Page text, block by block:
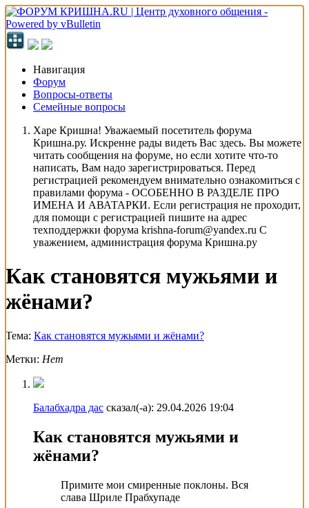
Навигация
Форум
Вопросы-ответы
Семейные вопросы
Харе Кришна! Уважаемый посетитель форума
Кришна.ру. Искренне рады видеть Вас здесь. Вы можете
читать сообщения на форуме, но если хотите что-то
написать, Вам надо зарегистрироваться. Перед
регистрацией рекомендуем внимательно ознакомиться с
правилами форума - ОСОБЕННО В РАЗДЕЛЕ ПРО
ИМЕНА И АВАТАРКИ. Если регистрация не проходит,
для помощи с регистрацией пишите на адрес
техподдержки форума krishna-forum@yandex.ru С
уважением, администрация форума Кришна.ру
Как становятся мужьями и
жёнами?
Тема: Как становятся мужьями и жёнами?
Метки: Нет
Балабхадра дас сказал(-а): 29.04.2026 19:04
Как становятся мужьями и
жёнами?
Примите мои смиренные поклоны. Вся
слава Шриле Прабхупаде